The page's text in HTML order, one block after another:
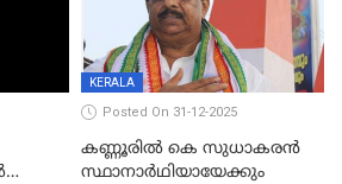
KERALA
Posted On 31-12-2025
കണ്ണൂരിൽ കെ സുധാകരൻ
സ്ഥാനാർഥിയായേക്കും